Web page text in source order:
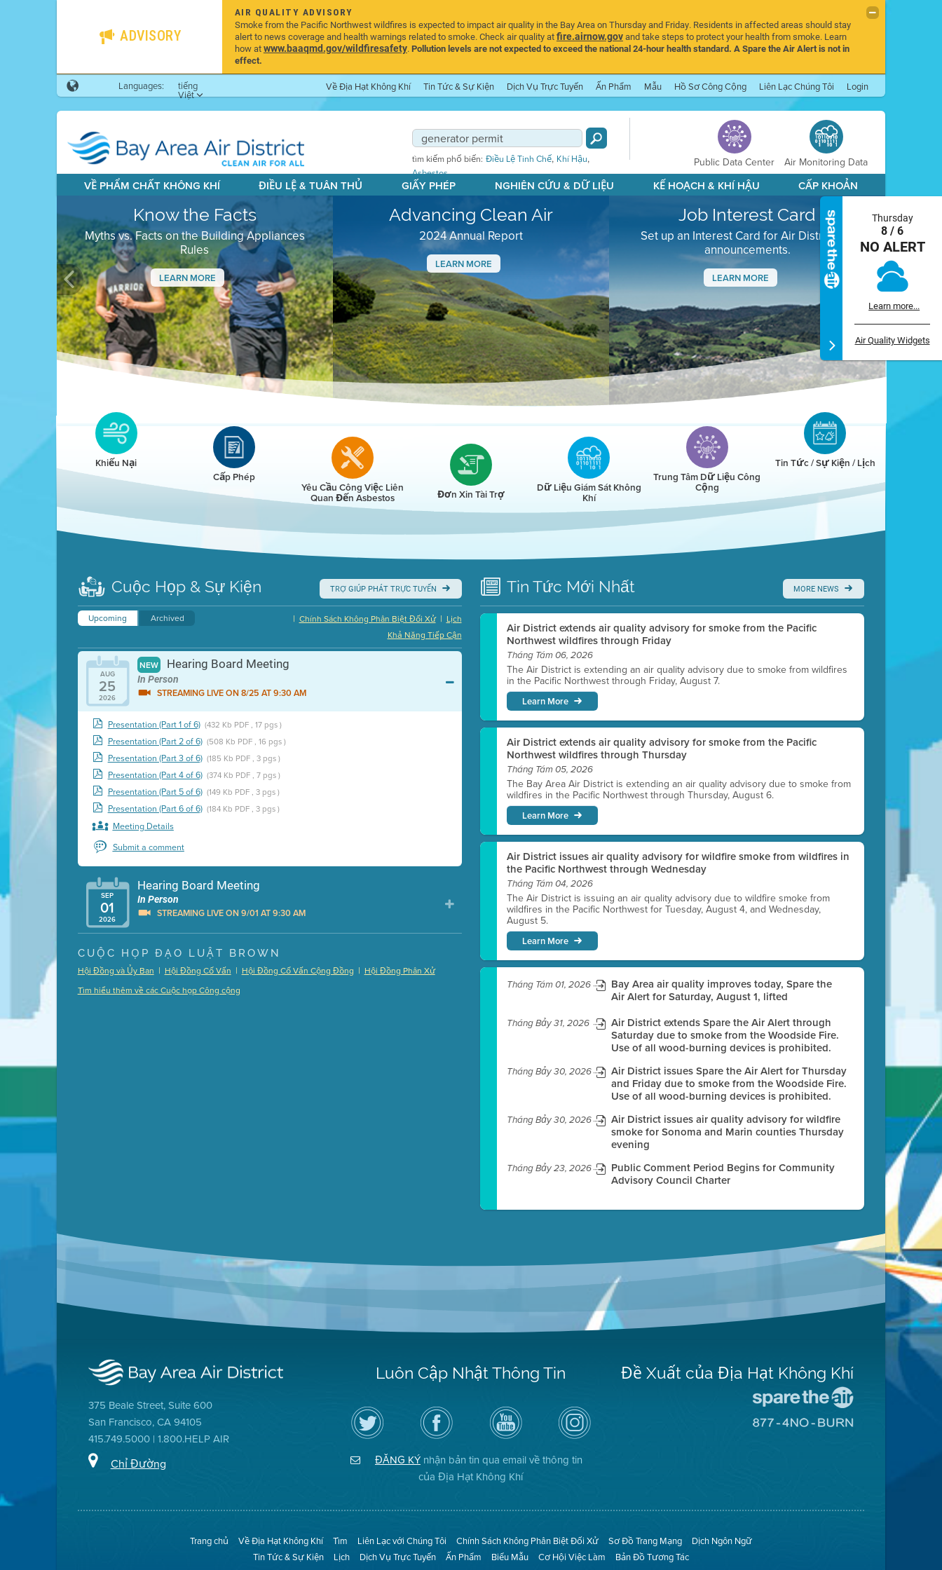
ADVISORY
AIR QUALITY ADVISORY
Smoke from the Pacific Northwest wildfires is expected to impact air quality in the Bay Area on Thursday and Friday. Residents in affected areas should stay
alert to news coverage and health warnings related to smoke. Check air quality atfire.airnow.govand take steps to protect your health from smoke. Learn
how atwww.baaqmd.gov/wildfiresafety.Pollution levels are not expected to exceed the national 24-hour health standard. A Spare the Air Alert is not in
effect.
Languages:
tiếng
Việt
Về Địa Hạt Không Khí Tin Tức & Sự Kiện Dịch Vụ Trực Tuyến Ấn Phẩm Mẫu Hồ Sơ Công Cộng Liên Lạc Chúng Tôi Login
tìm kiếm phổ biến: Điều Lệ Tinh Chế, Khí Hậu,
Asbestos
Public Data Center Air Monitoring Data
VỀ PHẨM CHẤT KHÔNG KHÍ ĐIỀU LỆ & TUÂN THỦ GIẤY PHÉP NGHIÊN CỨU & DỮ LIỆU KẾ HOẠCH & KHÍ HẬU CẤP KHOẢN
Know the Facts
Myths vs. Facts on the Building Appliances
Rules
LEARN MORE
Advancing Clean Air
2024 Annual Report
LEARN MORE
Job Interest Card
Set up an Interest Card for Air District job
announcements.
LEARN MORE
Clean HEET
Clean HEET helps homeowners remove and/or
replace wood-burning devices with electric
heat pumps.
Previous Next
Thursday
8 / 6
NO ALERT
Learn more...
Air Quality Widgets
Khiếu Nại
Cấp Phép
Yêu Cầu Công Việc Liên
Quan Đến Asbestos Đơn Xin Tài Trợ Dữ Liệu Giám Sát Không
Khí
Trung Tâm Dữ Liệu Công
Cộng
Tin Tức / Sự Kiện / Lịch
Cuộc Họp & Sự Kiện TRỢ GIÚP PHÁT TRỰC TUYẾN
Upcoming Archived Lịch
|
Chính Sách Không Phân Biệt Đối Xử
|
Khả Năng Tiếp Cận
AUG
25
2026
NEW Hearing Board Meeting
In Person
STREAMING LIVE ON 8/25 AT 9:30 AM
Presentation (Part 1 of 6) (432 Kb PDF , 17 pgs )
Presentation (Part 2 of 6) (508 Kb PDF , 16 pgs )
Presentation (Part 3 of 6) (185 Kb PDF , 3 pgs )
Presentation (Part 4 of 6) (374 Kb PDF , 7 pgs )
Presentation (Part 5 of 6) (149 Kb PDF , 3 pgs )
Presentation (Part 6 of 6) (184 Kb PDF , 3 pgs )
Meeting Details
Submit a comment
SEP
01
2026
Hearing Board Meeting
In Person
STREAMING LIVE ON 9/01 AT 9:30 AM
Presentation (Part 1 of 3) (5 Mb PDF , 87 pgs )
Presentation (Part 2 of 3) (121 Kb PDF , 2 pgs )
CUỘC HỌP ĐẠO LUẬT BROWN
Hội Đồng và Ủy Ban | Hội Đồng Cố Vấn | Hội Đồng Cố Vấn Cộng Đồng | Hội Đồng Phân Xử
Tìm hiểu thêm về các Cuộc họp Công cộng
Tin Tức Mới Nhất MORE NEWS
Air District extends air quality advisory for smoke from the Pacific
Northwest wildfires through Friday
Tháng Tám 06, 2026
The Air District is extending an air quality advisory due to smoke from wildfires
in the Pacific Northwest through Friday, August 7.
Learn More
Air District extends air quality advisory for smoke from the Pacific
Northwest wildfires through Thursday
Tháng Tám 05, 2026
The Bay Area Air District is extending an air quality advisory due to smoke from
wildfires in the Pacific Northwest through Thursday, August 6.
Learn More
Air District issues air quality advisory for wildfire smoke from wildfires in
the Pacific Northwest through Wednesday
Tháng Tám 04, 2026
The Air District is issuing an air quality advisory due to wildfire smoke from
wildfires in the Pacific Northwest for Tuesday, August 4, and Wednesday,
August 5.
Learn More
Tháng Tám 01, 2026
Bay Area air quality improves today, Spare the
Air Alert for Saturday, August 1, lifted
Tháng Bảy 31, 2026
Air District extends Spare the Air Alert through
Saturday due to smoke from the Woodside Fire.
Use of all wood-burning devices is prohibited.
Tháng Bảy 30, 2026
Air District issues Spare the Air Alert for Thursday
and Friday due to smoke from the Woodside Fire.
Use of all wood-burning devices is prohibited.
Tháng Bảy 30, 2026
Air District issues air quality advisory for wildfire
smoke for Sonoma and Marin counties Thursday
evening
Tháng Bảy 23, 2026
Public Comment Period Begins for Community
Advisory Council Charter
375 Beale Street, Suite 600
San Francisco, CA 94105
415.749.5000 | 1.800.HELP AIR
Chỉ Đường
Luôn Cập Nhật Thông Tin
Hãy
theo
dõi
Địa
Không
Truy
cập
Trang
Facebook
Địa
Hạt
Kênh
YouTube
của
Địa
Không
Air
District
on
Instagram
ĐĂNG KÝnhận bản tin qua email về thông tin
của Địa Hạt Không Khí
Đề Xuất của Địa Hạt Không Khí
Trang
Không
(Không
Trang chủ
Về Địa Hạt Không Khí Tìm Liên Lạc với Chúng Tôi Chính Sách Không Phân Biệt Đối Xử Sơ Đồ Trang Mạng
Dịch Ngôn Ngữ
Tin Tức & Sự Kiện
Lịch Dịch Vụ Trực Tuyến Ấn Phẩm Biểu Mẫu Cơ Hội Việc Làm Bản Đồ Tương Tác